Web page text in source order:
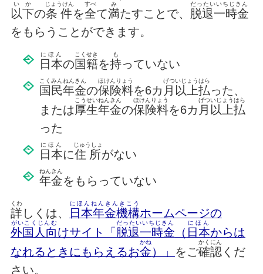
以下
いか
の条件
じょうけん
を全
すべ
て満
み
たすことで、 脱退一時金
だったいいちじきん
をもらうことができます。
日本
にほん
の国籍
こくせき
を持
も
っていない
国民年金
こくみんねんきん
の保険料
ほけんりょう
を6カ 月以上
げついじょう
払
はら
った、
または厚生年金
こうせいねんきん
の保険料
ほけんりょう
を6カ 月以上払
げついじょうはら
った
日本
にほん
に住所
じゅうしょ
がない
年金
ねんきん
をもらっていない
詳
くわ
しくは、 日本年金機構
にほんねんきんきこう
ホームページの
外国人向
がいこくじんむ
けサイト「脱退一時金
だったいいちじきん
（ 日本
にほん
からは
なれるときにもらえるお金
かね
）」 をご確認
かくにん
くだ
さい。